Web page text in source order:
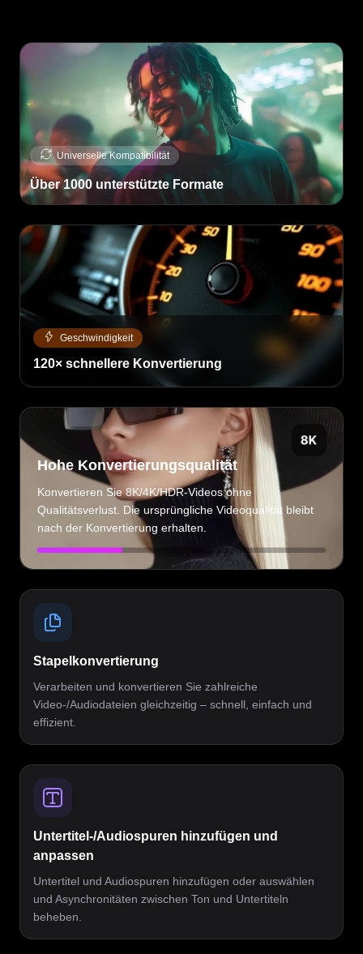
Erhöhen Sie die Video-FPS um das 2- oder 4-fache
60 FPS 120 FPS 240 FPS
Universelle Kompatibilität
Über 1000 unterstützte Formate
Geschwindigkeit
120× schnellere Konvertierung
Hohe Konvertierungsqualität
Konvertieren Sie 8K/4K/HDR-Videos ohne
Qualitätsverlust. Die ursprüngliche Videoqualität bleibt
nach der Konvertierung erhalten.
Stapelkonvertierung
Verarbeiten und konvertieren Sie zahlreiche
Video-/Audiodateien gleichzeitig – schnell, einfach und
effizient.
Untertitel-/Audiospuren hinzufügen und
anpassen
Untertitel und Audiospuren hinzufügen oder auswählen
und Asynchronitäten zwischen Ton und Untertiteln
beheben.